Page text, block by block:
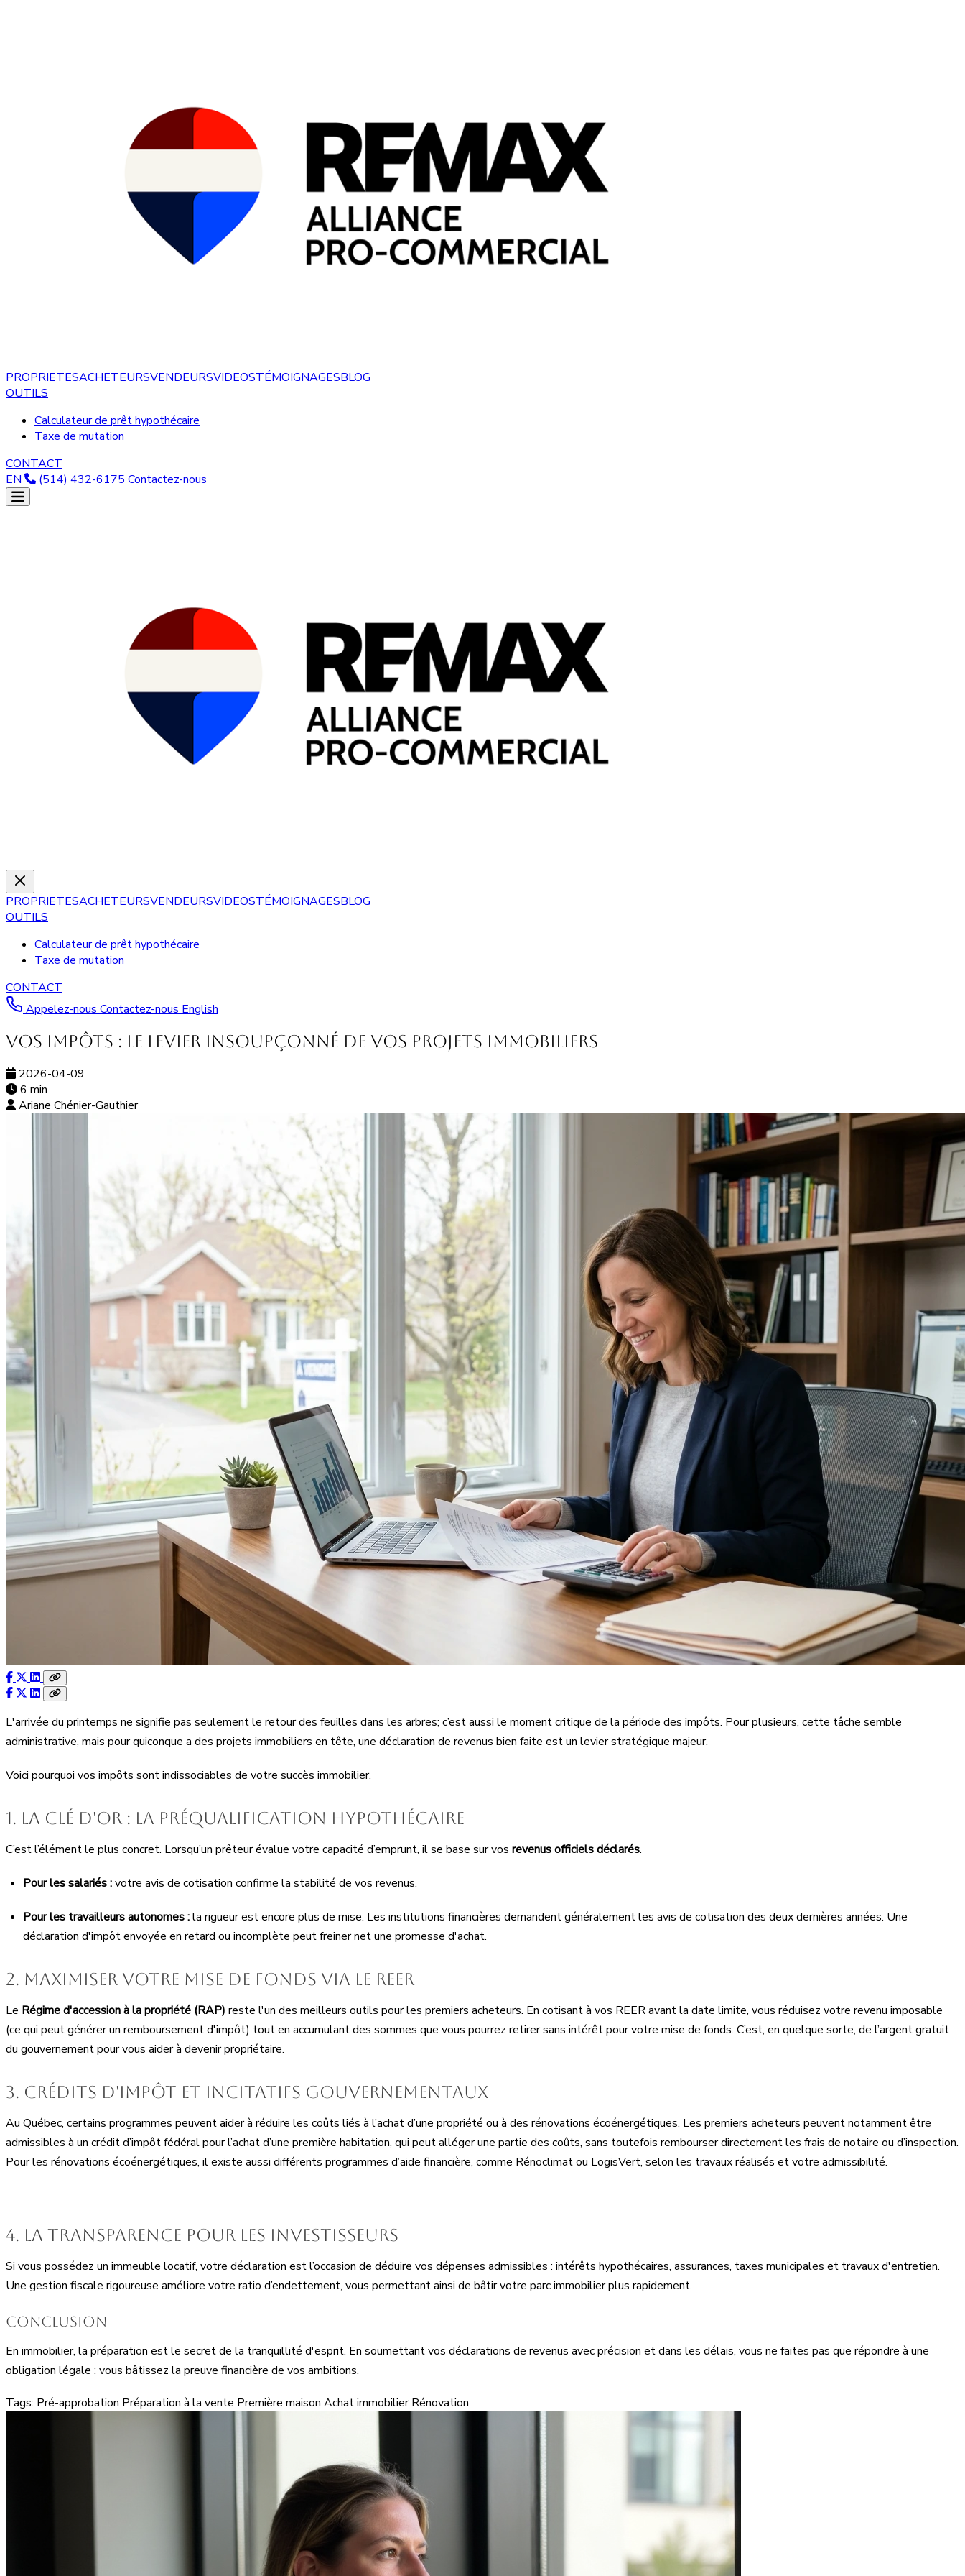
PROPRIETESACHETEURSVENDEURSVIDEOSTÉMOIGNAGESBLOG
OUTILS
Calculateur de prêt hypothécaire
Taxe de mutation
CONTACT
EN
(514) 432-6175 Contactez-nous
PROPRIETESACHETEURSVENDEURSVIDEOSTÉMOIGNAGESBLOG
OUTILS
Calculateur de prêt hypothécaire
Taxe de mutation
CONTACT
Appelez-nous Contactez-nous English
Vos impôts : le levier insoupçonné de vos projets immobiliers
2026-04-09
6 min
Ariane Chénier-Gauthier
L'arrivée du printemps ne signifie pas seulement le retour des feuilles dans les arbres; c’est aussi le moment critique de la période des impôts. Pour plusieurs, cette tâche semble
administrative, mais pour quiconque a des projets immobiliers en tête, une déclaration de revenus bien faite est un levier stratégique majeur.
Voici pourquoi vos impôts sont indissociables de votre succès immobilier.
1. La clé d'or : la préqualification hypothécaire
C’est l’élément le plus concret. Lorsqu’un prêteur évalue votre capacité d’emprunt, il se base sur vos revenus officiels déclarés.
Pour les salariés :votre avis de cotisation confirme la stabilité de vos revenus.
Pour les travailleurs autonomes :la rigueur est encore plus de mise. Les institutions financières demandent généralement les avis de cotisation des deux dernières années. Une
déclaration d'impôt envoyée en retard ou incomplète peut freiner net une promesse d'achat.
2. Maximiser votre mise de fonds via le REER
Le Régime d'accession à la propriété (RAP) reste l'un des meilleurs outils pour les premiers acheteurs. En cotisant à vos REER avant la date limite, vous réduisez votre revenu imposable
(ce qui peut générer un remboursement d'impôt) tout en accumulant des sommes que vous pourrez retirer sans intérêt pour votre mise de fonds. C’est, en quelque sorte, de l’argent gratuit
du gouvernement pour vous aider à devenir propriétaire.
3. Crédits d'impôt et incitatifs gouvernementaux
Au Québec, certains programmes peuvent aider à réduire les coûts liés à l’achat d’une propriété ou à des rénovations écoénergétiques. Les premiers acheteurs peuvent notamment être
admissibles à un crédit d’impôt fédéral pour l’achat d’une première habitation, qui peut alléger une partie des coûts, sans toutefois rembourser directement les frais de notaire ou d’inspection.
Pour les rénovations écoénergétiques, il existe aussi différents programmes d’aide financière, comme Rénoclimat ou LogisVert, selon les travaux réalisés et votre admissibilité.
4. La transparence pour les investisseurs
Si vous possédez un immeuble locatif, votre déclaration est l’occasion de déduire vos dépenses admissibles : intérêts hypothécaires, assurances, taxes municipales et travaux d'entretien.
Une gestion fiscale rigoureuse améliore votre ratio d’endettement, vous permettant ainsi de bâtir votre parc immobilier plus rapidement.
Conclusion
En immobilier, la préparation est le secret de la tranquillité d'esprit. En soumettant vos déclarations de revenus avec précision et dans les délais, vous ne faites pas que répondre à une
obligation légale : vous bâtissez la preuve financière de vos ambitions.
Tags: Pré-approbation Préparation à la vente Première maison Achat immobilier Rénovation